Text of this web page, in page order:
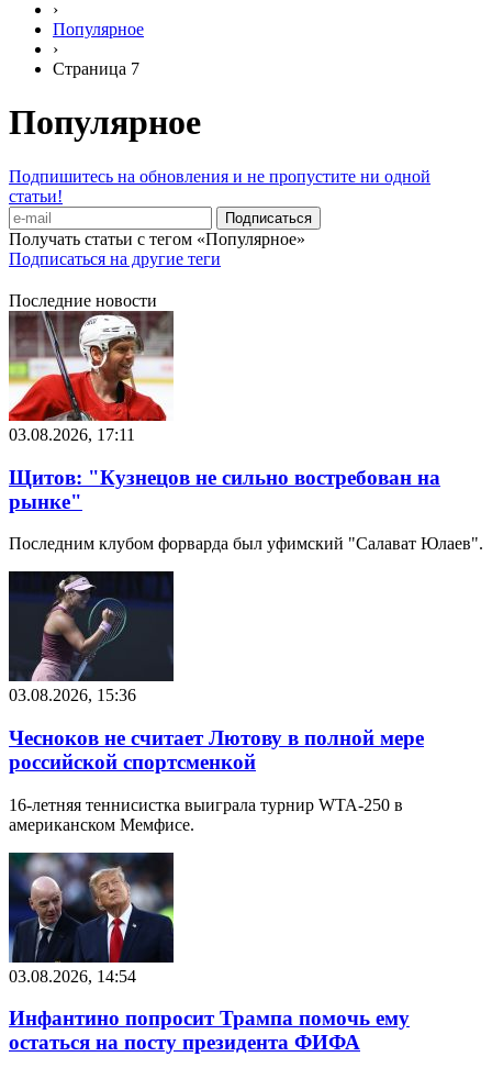
›
Популярное
›
Страница 7
Популярное
Подпишитесь на обновления и не пропустите ни одной
статьи!
Получать статьи с тегом «Популярное»
Подписаться на другие теги
Последние новости
03.08.2026, 17:11
Щитов: "Кузнецов не сильно востребован на
рынке"
Последним клубом форварда был уфимский "Салават Юлаев".
03.08.2026, 15:36
Чесноков не считает Лютову в полной мере
российской спортсменкой
16-летняя теннисистка выиграла турнир WTA-250 в
американском Мемфисе.
03.08.2026, 14:54
Инфантино попросит Трампа помочь ему
остаться на посту президента ФИФА